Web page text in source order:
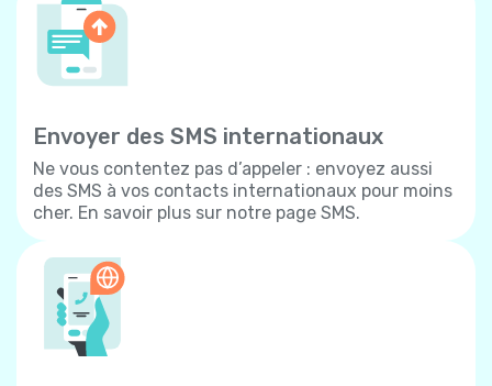
Envoyer des SMS internationaux
Ne vous contentez pas d’appeler : envoyez aussi
des SMS à vos contacts internationaux pour moins
cher. En savoir plus sur notre page SMS.